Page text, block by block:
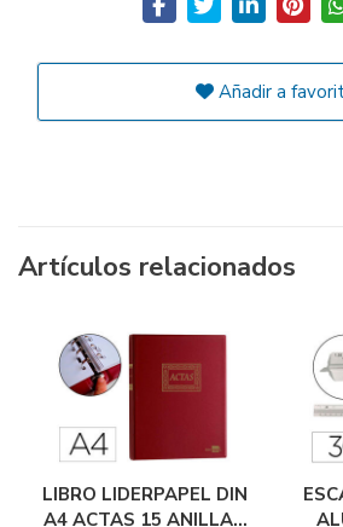
Añadir a
Artículos relacionados
LIBRO LIDERPAPEL DIN
A4 ACTAS 15 ANILLAS